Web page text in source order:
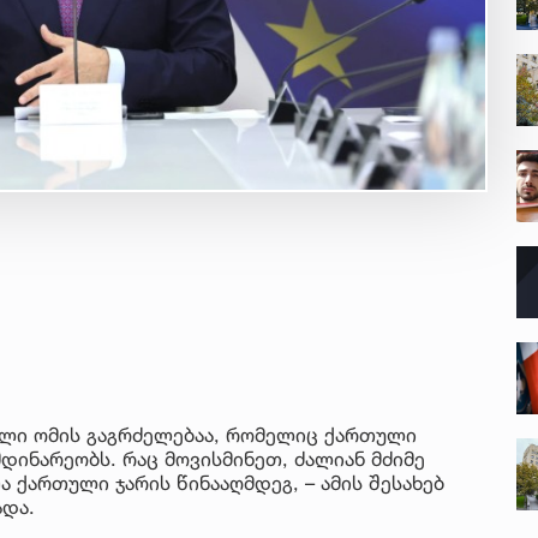
ომის გაგრძელებაა, რომელიც ქართული
რაც მოვისმინეთ, ძალიან მძიმე
ჯარის წინააღმდეგ, – ამის შესახებ